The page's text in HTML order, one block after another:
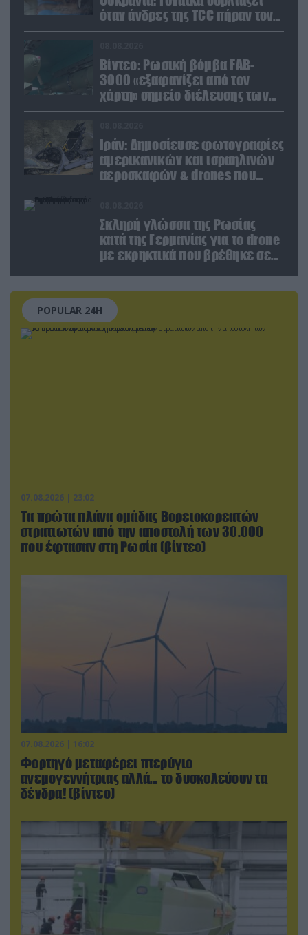
όταν άνδρες της TCC πήραν τον
σύντροφό της (βίντεο)
Βίντεο: Ρωσική βόμβα FAB-
3000 «εξαφανίζει από τον
χάρτη» σημείο διέλευσης των
ουκρανικών δυνάμεων στην
Ιράν: Δημοσίευσε φωτογραφίες
αμερικανικών και ισραηλινών
αεροσκαφών & drones που
καταρρίφθηκαν
Σκληρή γλώσσα της Ρωσίας
κατά της Γερμανίας για το drone
με εκρηκτικά που βρέθηκε σε
POPULAR 24H
07.08.2026 | 23:02
Τα πρώτα πλάνα ομάδας Βορειοκορεατών
στρατιωτών από την αποστολή των 30.000
που έφτασαν στη Ρωσία (βίντεο)
07.08.2026 | 16:02
Φορτηγό μεταφέρει πτερύγιο
ανεμογεννήτριας αλλά… το δυσκολεύουν τα
δένδρα! (βίντεο)